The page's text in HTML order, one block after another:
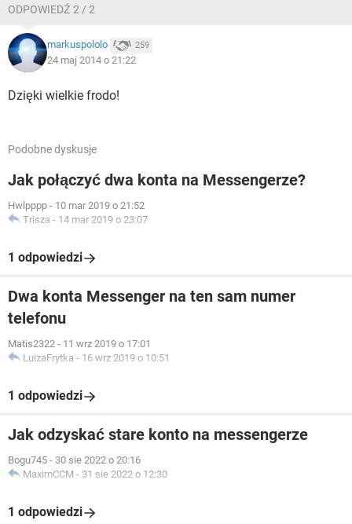
ODPOWIEDŹ 2 / 2
markuspololo 259
24 maj 2014 o 21:22
Dzięki wielkie frodo!
Podobne dyskusje
Jak połączyć dwa konta na Messengerze?
Hwlpppp - 10 mar 2019 o 21:52
Trisza - 14 mar 2019 o 23:07
1 odpowiedzi
Dwa konta Messenger na ten sam numer
telefonu
Matis2322 - 11 wrz 2019 o 17:01
LuizaFrytka - 16 wrz 2019 o 10:51
1 odpowiedzi
Jak odzyskać stare konto na messengerze
Bogu745 - 30 sie 2022 o 20:16
MaximCCM - 31 sie 2022 o 12:30
1 odpowiedzi